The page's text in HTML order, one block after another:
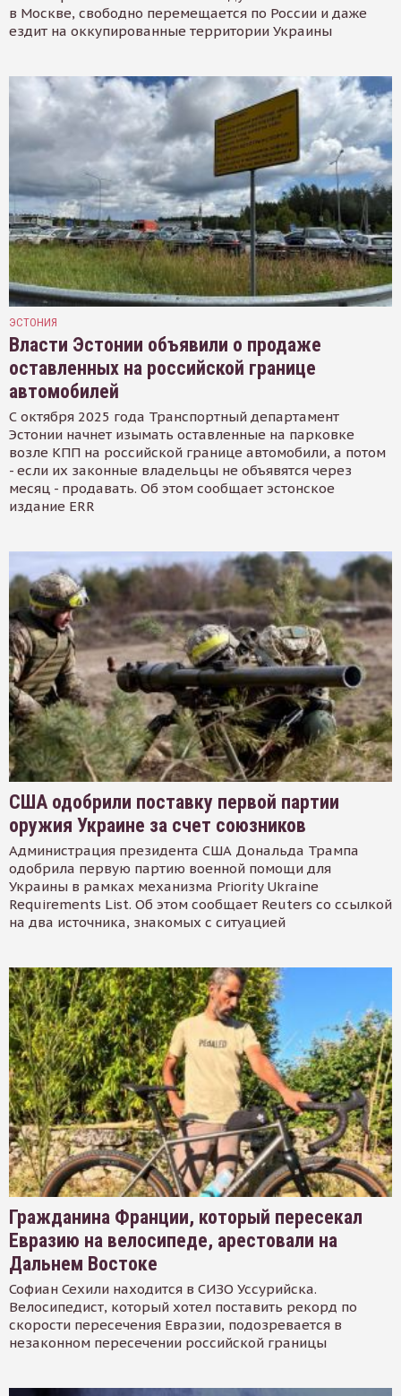
в Москве, свободно перемещается по России и даже
ездит на оккупированные территории Украины
ЭСТОНИЯ
Власти Эстонии объявили о продаже
оставленных на российской границе
автомобилей
С октября 2025 года Транспортный департамент
Эстонии начнет изымать оставленные на парковке
возле КПП на российской границе автомобили, а потом
- если их законные владельцы не объявятся через
месяц - продавать. Об этом сообщает эстонское
издание ERR
США одобрили поставку первой партии
оружия Украине за счет союзников
Администрация президента США Дональда Трампа
одобрила первую партию военной помощи для
Украины в рамках механизма Priority Ukraine
Requirements List. Об этом сообщает Reuters со ссылкой
на два источника, знакомых с ситуацией
Гражданина Франции, который пересекал
Евразию на велосипеде, арестовали на
Дальнем Востоке
Софиан Сехили находится в СИЗО Уссурийска.
Велосипедист, который хотел поставить рекорд по
скорости пересечения Евразии, подозревается в
незаконном пересечении российской границы